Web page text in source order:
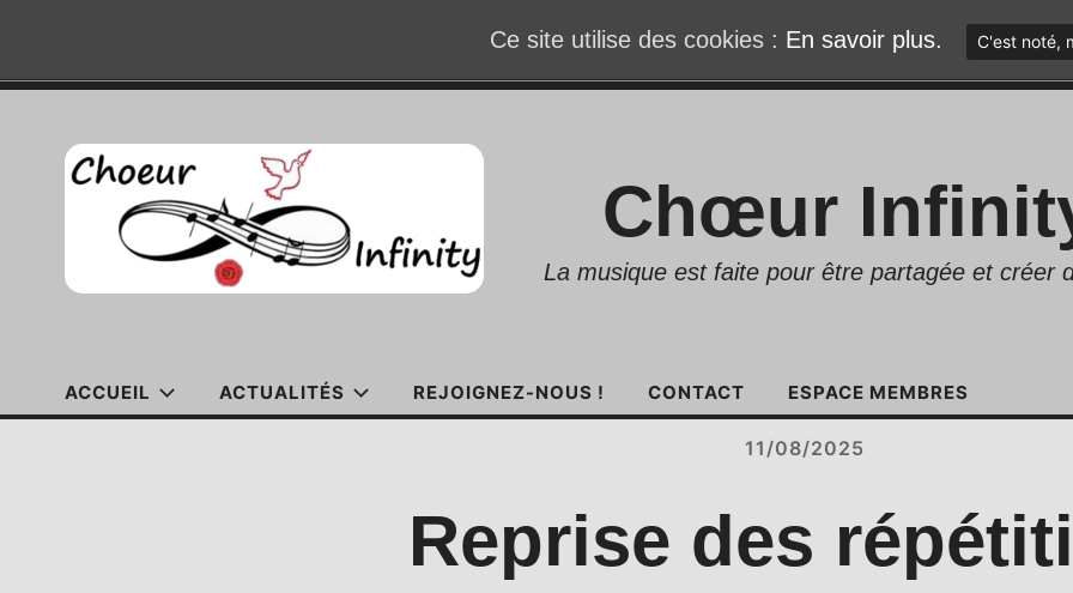
contenu
Chœur
La musique est faite pour être partagée et créer
ACCUEIL ACTUALITÉS REJOIGNEZ-NOUS ! CONTACT ESPACE MEMBRES
11/08/2025
Reprise des
Ce site utilise des cookies : En savoir plus. C'est noté,